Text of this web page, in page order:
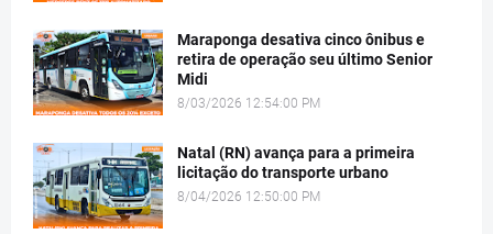
Maraponga desativa cinco ônibus e
retira de operação seu último Senior
Midi
8/03/2026 12:54:00 PM
Natal (RN) avança para a primeira
licitação do transporte urbano
8/04/2026 12:50:00 PM